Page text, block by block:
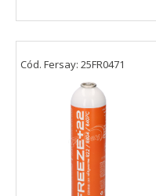
Cód. Fersay: 25FR0471